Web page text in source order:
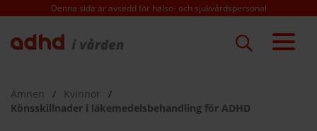
till
huvudinnehåll
Denna sida är avsedd för hälso- och sjukvårdspersonal
Ämnen / Kvinnor
/
Könsskillnader i läkemedelsbehandling för ADHD